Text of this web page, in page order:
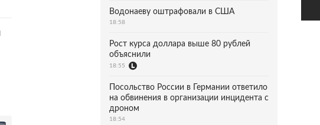
Водонаеву оштрафовали в США
18:58
Рост курса доллара выше 80 рублей
объяснили
18:55
Посольство России в Германии ответило
на обвинения в организации инцидента с
дроном
18:54